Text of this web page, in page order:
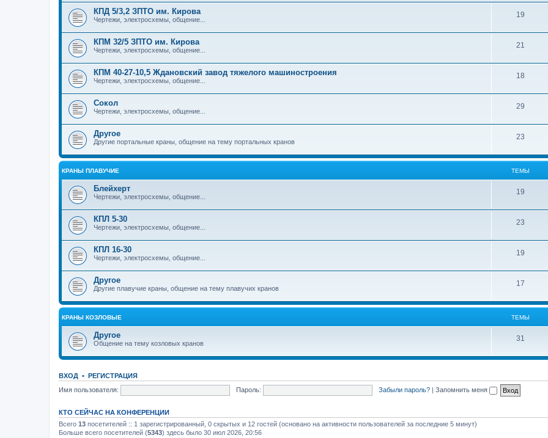
КПД 5/3,2 ЗПТО им. Кирова
Чертежи, электросхемы, общение...
19
КПМ 32/5 ЗПТО им. Кирова
Чертежи, электросхемы, общение...
21
КПМ 40-27-10,5 Ждановский завод тяжелого машиностроения
Чертежи, электросхемы, общение...
18
Сокол
Чертежи, электросхемы, общение...
29
Другое
Другие портальные краны, общение на тему портальных кранов
23
КРАНЫ ПЛАВУЧИЕ ТЕМЫ
Блейхерт
Чертежи, электросхемы, общение...
19
КПЛ 5-30
Чертежи, электросхемы, общение...
23
КПЛ 16-30
Чертежи, электросхемы, общение...
19
Другое
Другие плавучие краны, общение на тему плавучих кранов
17
КРАНЫ КОЗЛОВЫЕ ТЕМЫ
Другое
Общение на тему козловых кранов
31
ВХОД • РЕГИСТРАЦИЯ
Имя пользователя:
Пароль: Забыли пароль? | Запомнить меня
КТО СЕЙЧАС НА КОНФЕРЕНЦИИ
Всего 13 посетителей :: 1 зарегистрированный, 0 скрытых и 12 гостей (основано на активности пользователей за последние 5 минут)
Больше всего посетителей (5343) здесь было 30 июл 2026, 20:56